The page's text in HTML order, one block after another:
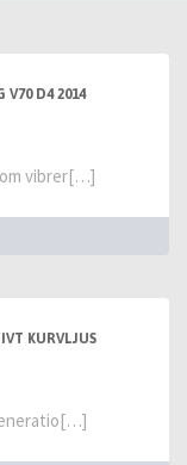
V70 D4 2014
vibrer[…]
KURVLJUS